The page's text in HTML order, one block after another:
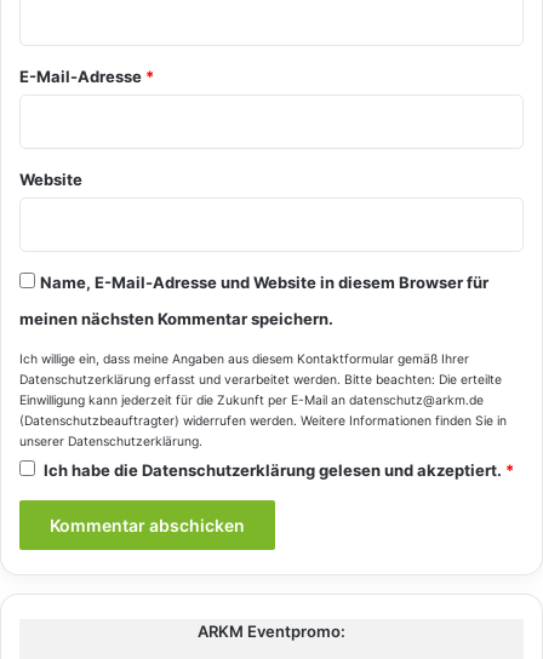
*
E-Mail-Adresse *
Website
Name, E-Mail-Adresse und Website in diesem Browser für
meinen nächsten Kommentar speichern.
Ich willige ein, dass meine Angaben aus diesem Kontaktformular gemäß Ihrer
Datenschutzerklärung erfasst und verarbeitet werden. Bitte beachten: Die erteilte
Einwilligung kann jederzeit für die Zukunft per E-Mail an datenschutz@arkm.de
(Datenschutzbeauftragter) widerrufen werden. Weitere Informationen finden Sie in
unserer Datenschutzerklärung.
Ich habe dieDatenschutzerklärunggelesen und akzeptiert. *
ARKM Eventpromo: